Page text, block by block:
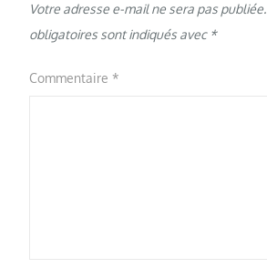
Votre adresse e-mail ne sera pas publiée.
obligatoires sont indiqués avec *
Commentaire*